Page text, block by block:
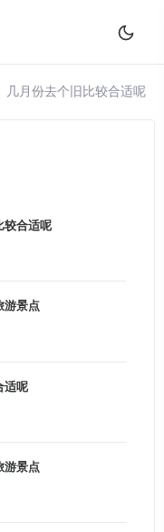
几月份去个旧比较合适呢
较合适呢
游景点
适呢
游景点